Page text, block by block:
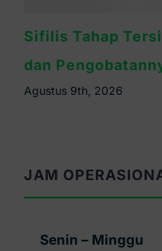
Cara Mengobati
Efektif
Agustus 8th, 2026
JAM
Senin – Minggu